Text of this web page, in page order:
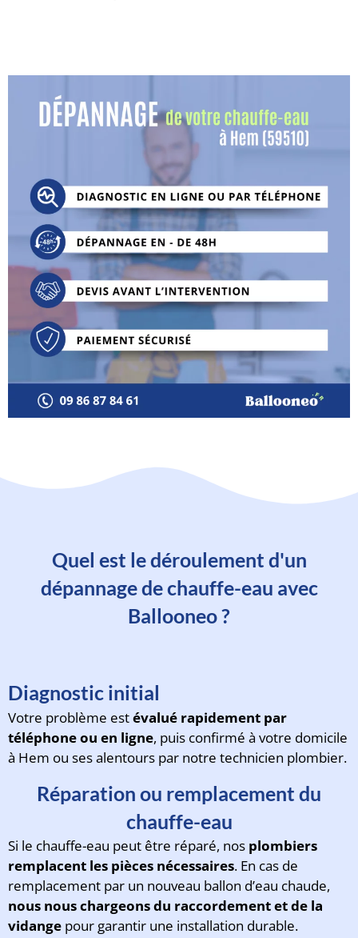
Quel est le déroulement d'un
dépannage de chauffe-eau avec
Ballooneo ?
Diagnostic initial
Votre problème estévalué rapidement par
téléphone ou en ligne, puis confirmé à votre domicile
à Hem ou ses alentours par notre technicien plombier.
Réparation ou remplacement du
chauffe-eau
Si le chauffe-eau peut être réparé, nos plombiers
remplacent les pièces nécessaires. En cas de
remplacement par un nouveau ballon d’eau chaude,
nous nous chargeons du raccordement et de la
vidange pour garantir une installation durable.